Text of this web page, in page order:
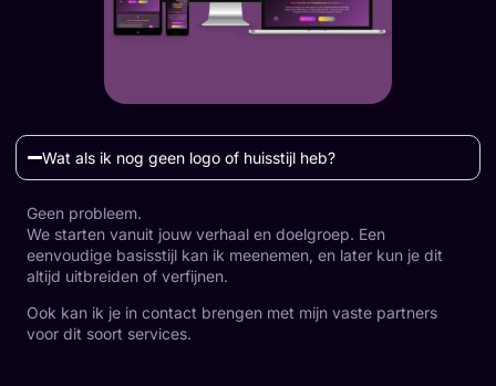
Wat als ik nog geen logo of huisstijl heb?
Geen probleem.
We starten vanuit jouw verhaal en doelgroep. Een
eenvoudige basisstijl kan ik meenemen, en later kun je dit
altijd uitbreiden of verfijnen.
Ook kan ik je in contact brengen met mijn vaste partners
voor dit soort services.